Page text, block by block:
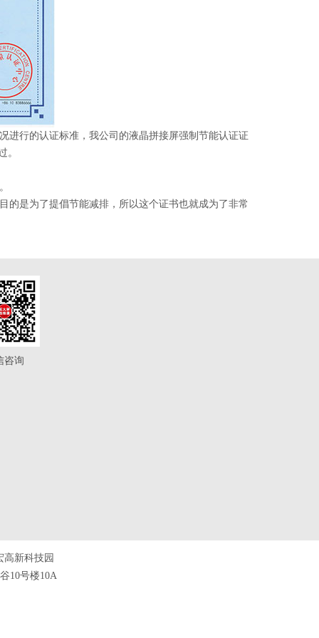
进行的认证标准，我公司的液晶拼接屏强制节能认证证
。
是为了提倡节能减排，所以这个证书也就成为了非常
咨询
新科技园
10号楼10A